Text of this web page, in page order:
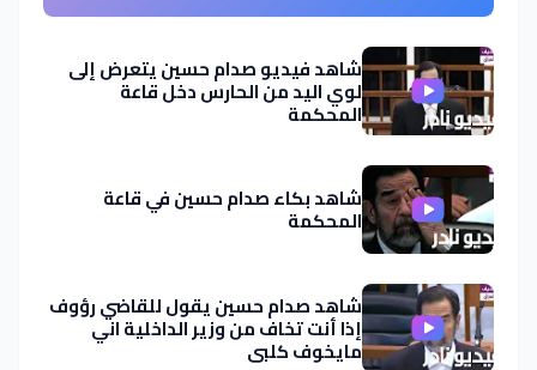
شاهد فيديو صدام حسين يتعرض إلى
لوي اليد من الحارس دخل قاعة
المحكمة
شاهد بكاء صدام حسين في قاعة
المحكمة
شاهد صدام حسين يقول للقاضي رؤوف
إذا أنت تخاف من وزير الداخلية اني
مايخوف كلبي